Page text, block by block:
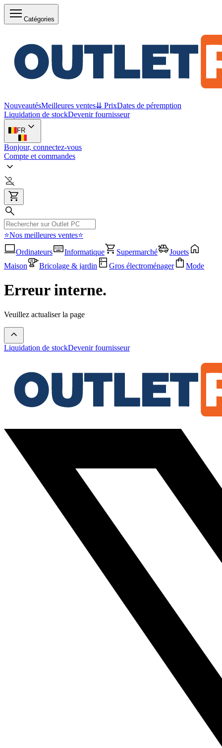
Catégories
NouveautésMeilleures ventes⇊ PrixDates de péremption
Liquidation de stockDevenir fournisseur
FR
Bonjour, connectez-vous
Compte et commandes
⭐Nos meilleures ventes⭐
Ordinateurs
Informatique Supermarché
Jouets
Maison
Bricolage & jardin Gros électroménager Mode
Erreur interne.
Veuillez actualiser la page
Liquidation de stockDevenir fournisseur